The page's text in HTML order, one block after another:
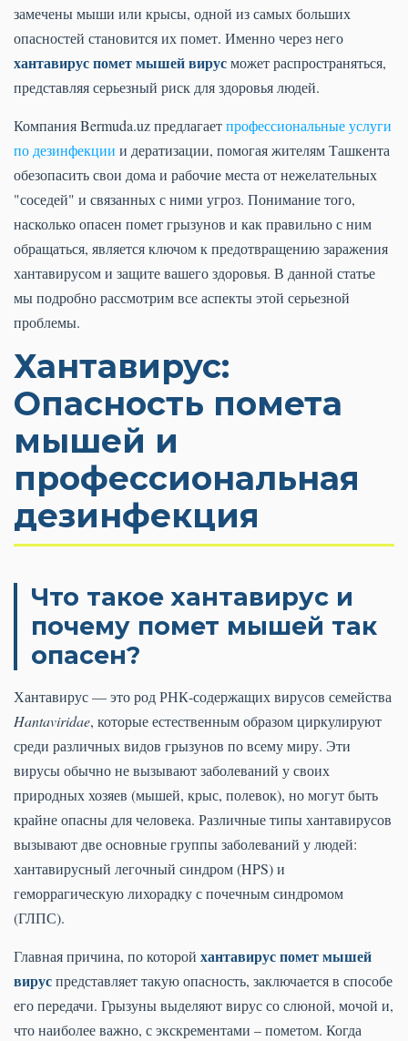
замечены мыши или крысы, одной из самых больших
опасностей становится их помет. Именно через него
хантавирус помет мышей вирусможет распространяться,
представляя серьезный риск для здоровья людей.
Компания Bermuda.uz предлагаетпрофессиональные услуги
по дезинфекции и дератизации, помогая жителям Ташкента
обезопасить свои дома и рабочие места от нежелательных
"соседей" и связанных с ними угроз. Понимание того,
насколько опасен помет грызунов и как правильно с ним
обращаться, является ключом к предотвращению заражения
хантавирусом и защите вашего здоровья. В данной статье
мы подробно рассмотрим все аспекты этой серьезной
проблемы.
Хантавирус:
Опасность помета
мышей и
профессиональная
дезинфекция
Что такое хантавирус и
почему помет мышей так
опасен?
Хантавирус — это род РНК-содержащих вирусов семейства
Hantaviridae, которые естественным образом циркулируют
среди различных видов грызунов по всему миру. Эти
вирусы обычно не вызывают заболеваний у своих
природных хозяев (мышей, крыс, полевок), но могут быть
крайне опасны для человека. Различные типы хантавирусов
вызывают две основные группы заболеваний у людей:
хантавирусный легочный синдром (HPS) и
геморрагическую лихорадку с почечным синдромом
(ГЛПС).
Главная причина, по которой хантавирус помет мышей
вируспредставляет такую опасность, заключается в способе
его передачи. Грызуны выделяют вирус со слюной, мочой и,
что наиболее важно, с экскрементами – пометом. Когда